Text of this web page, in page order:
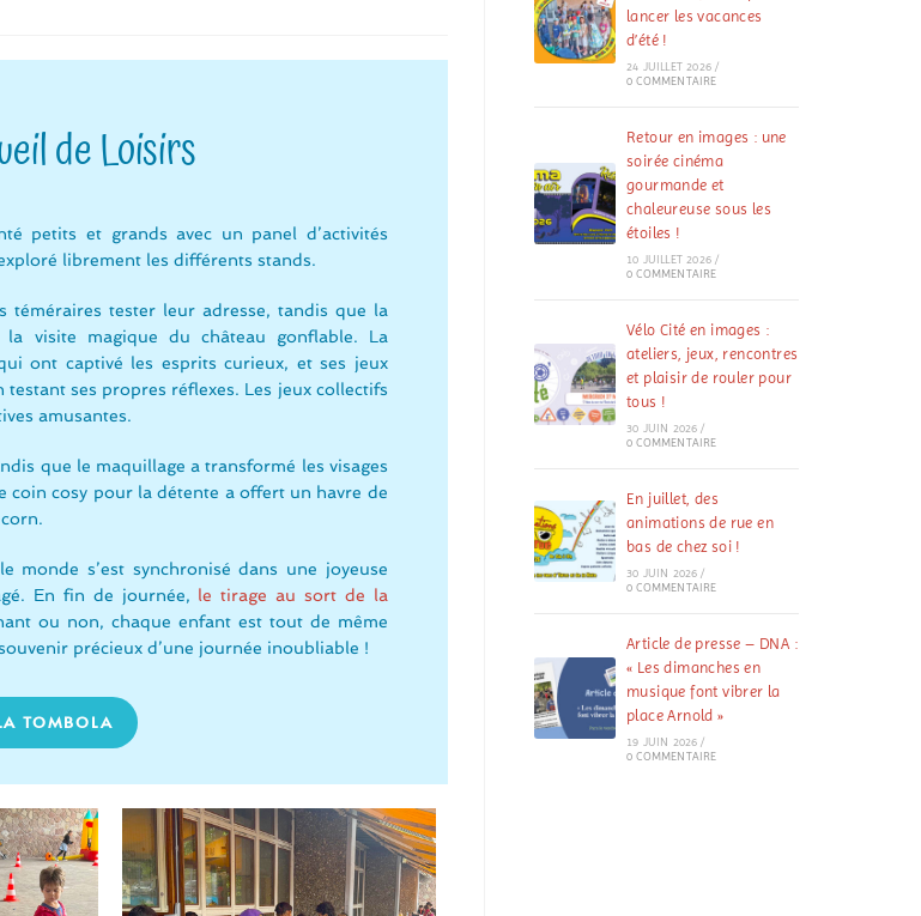
de Loisirs
petits et grands avec un panel d’activités
librement les différents stands.
téméraires tester leur adresse, tandis que la
visite magique du château gonflable. La
ont captivé les esprits curieux, et ses jeux
ses propres réflexes. Les jeux collectifs
amusantes.
que le maquillage a transformé les visages
coin cosy pour la détente a offert un havre de
monde s’est synchronisé dans une joyeuse
En fin de journée, le tirage au sort de la
ou non, chaque enfant est tout de même
précieux d’une journée inoubliable !
TOMBOLA
lancer les vacances
d’été !
24 JUILLET 2026 /
0 COMMENTAIRE
Retour en images : une
soirée cinéma
gourmande et
chaleureuse sous les
étoiles !
10 JUILLET 2026 /
0 COMMENTAIRE
Vélo Cité en images :
ateliers, jeux, rencontres
et plaisir de rouler pour
tous !
30 JUIN 2026 /
0 COMMENTAIRE
En juillet, des
animations de rue en
bas de chez soi !
30 JUIN 2026 /
0 COMMENTAIRE
Article de presse – DNA :
« Les dimanches en
musique font vibrer la
place Arnold »
19 JUIN 2026 /
0 COMMENTAIRE